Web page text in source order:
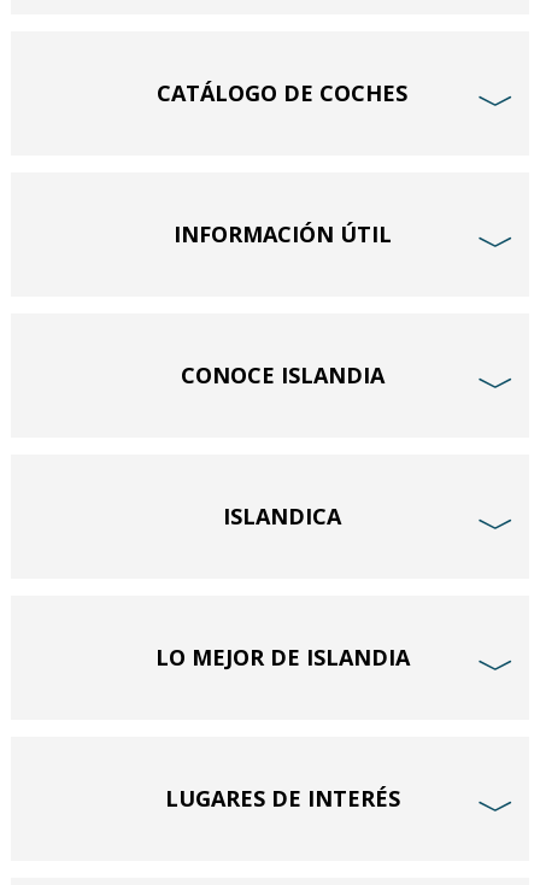
CATÁLOGO DE COCHES ﹀
INFORMACIÓN ÚTIL ﹀
CONOCE ISLANDIA ﹀
ISLANDICA ﹀
LO MEJOR DE ISLANDIA ﹀
LUGARES DE INTERÉS ﹀